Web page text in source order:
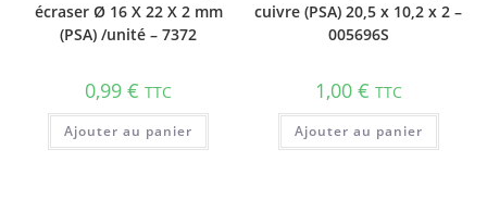
écraser Ø 16 X 22 X 2 mm
(PSA) /unité – 7372
0,99€ TTC
Ajouter au panier
cuivre (PSA) 20,5 x 10,2 x 2 –
005696S
1,00 € TTC
Ajouter au panier